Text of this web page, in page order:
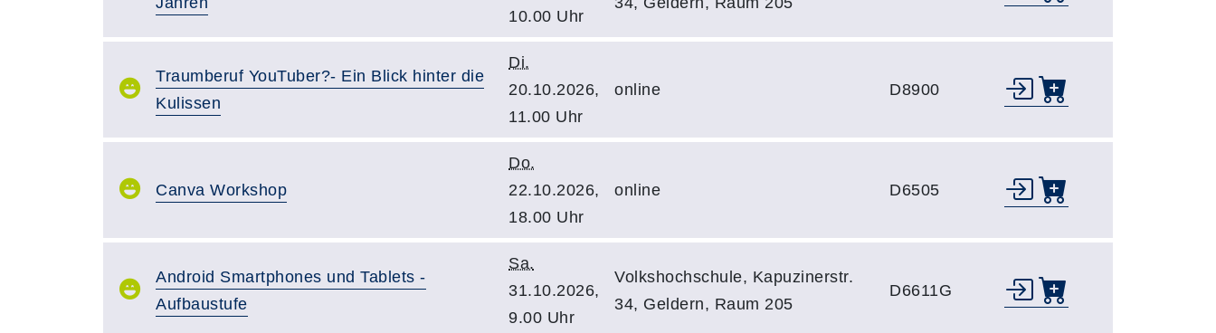
10.00 Uhr
Traumberuf YouTuber?- Ein Blick hinter die
Kulissen
Di.
20.10.2026,
11.00 Uhr
online D8900
Canva Workshop
Do.
22.10.2026,
18.00 Uhr
online D6505
Android Smartphones und Tablets -
Aufbaustufe
Sa.
31.10.2026,
9.00 Uhr
Volkshochschule, Kapuzinerstr.
34, Geldern, Raum 205
D6611G